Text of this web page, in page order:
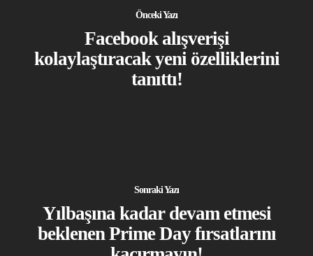
Önceki Yazı
Facebook alışverişi
kolaylaştıracak yeni özelliklerini
tanıttı!
Sonraki Yazı
Yılbaşına kadar devam etmesi
beklenen Prime Day fırsatlarını